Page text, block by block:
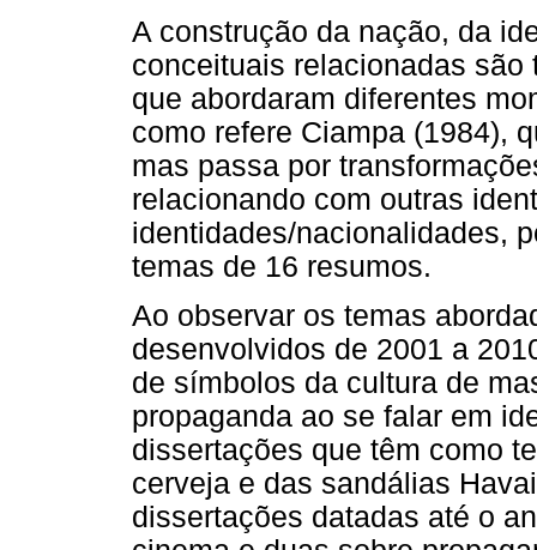
A construção da nação, da
conceituais relacionadas
que abordaram diferentes
como refere Ciampa (1984),
mas passa por
relacionando com outras
identidades/nacionalidades,
temas de 16 resumos.
Ao observar os temas
desenvolvidos de 2001 a
de símbolos da cultura de
propaganda ao se falar em
dissertações que têm como
cerveja e das sandálias
dissertações datadas até o